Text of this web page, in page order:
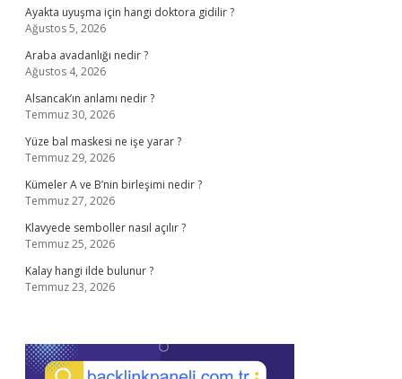
Ayakta uyuşma için hangi doktora gidilir ?
Ağustos 5, 2026
Araba avadanlığı nedir ?
Ağustos 4, 2026
Alsancak’ın anlamı nedir ?
Temmuz 30, 2026
Yüze bal maskesi ne işe yarar ?
Temmuz 29, 2026
Kümeler A ve B’nin birleşimi nedir ?
Temmuz 27, 2026
Klavyede semboller nasıl açılır ?
Temmuz 25, 2026
Kalay hangi ilde bulunur ?
Temmuz 23, 2026